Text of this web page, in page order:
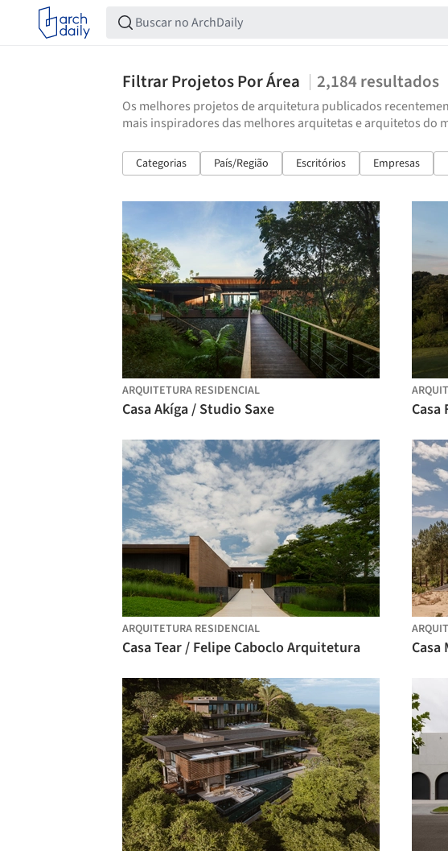
Filtrar Projetos Por Área 2,184resultados
Os melhores projetos de arquitetura publicados
mais inspiradores das melhores arquitetas e arquitetos do
Categorias País/Região Escritórios Empresas
ARQUITETURA RESIDENCIAL
Casa Akíga / Studio Saxe
ARQUITETURA RESIDENCIAL
Casa Tear / Felipe Caboclo Arquitetura